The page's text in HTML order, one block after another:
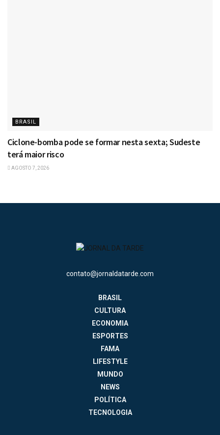
BRASIL
Ciclone-bomba pode se formar nesta sexta; Sudeste
terá maior risco
AGOSTO 7, 2026
contato@jornaldatarde.com
BRASIL
CULTURA
ECONOMIA
ESPORTES
FAMA
LIFESTYLE
MUNDO
NEWS
POLÍTICA
TECNOLOGIA